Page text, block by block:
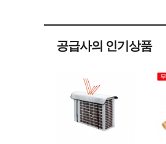
공급사의 인기상품